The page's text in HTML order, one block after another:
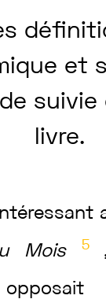
et
suivie
livre.
Mois 5
opposait